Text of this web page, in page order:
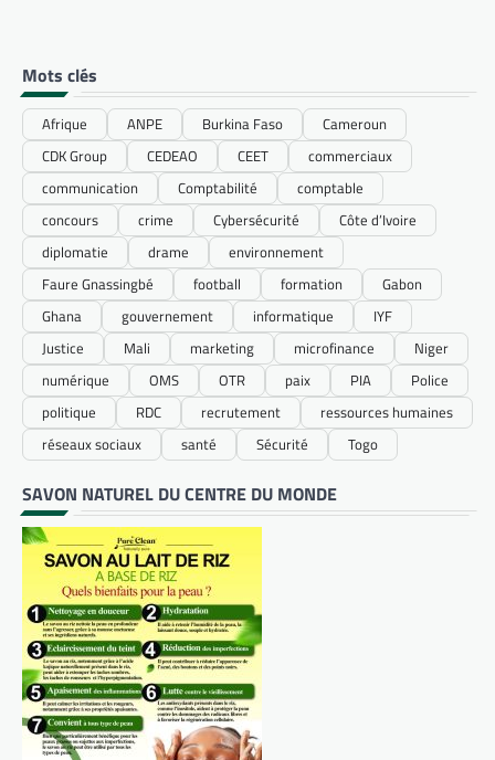
Mots clés
Afrique ANPE Burkina Faso
Cameroun
CDK Group
CEDEAO CEET
commerciaux
communication
Comptabilité
comptable
concours
crime Cybersécurité
Côte d’Ivoire
diplomatie
drame
environnement
Faure Gnassingbé
football formation
Gabon
Ghana
gouvernement informatique
IYF
Justice
Mali marketing microfinance
Niger
numérique
OMS OTR paix PIA
Police
politique
RDC recrutement
ressources humaines
réseaux sociaux
santé Sécurité Togo
SAVON NATUREL DU CENTRE DU MONDE